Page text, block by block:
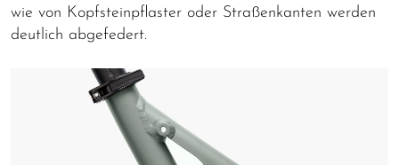
wie von Kopfsteinpflaster oder Straßenkanten werden
deutlich abgefedert.